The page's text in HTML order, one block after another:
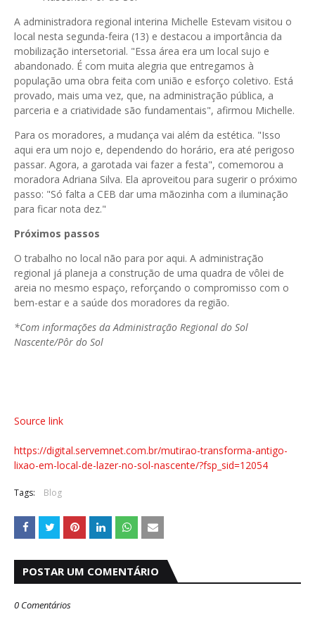
A administradora regional interina Michelle Estevam visitou o
local nesta segunda-feira (13) e destacou a importância da
mobilização intersetorial. "Essa área era um local sujo e
abandonado. É com muita alegria que entregamos à
população uma obra feita com união e esforço coletivo. Está
provado, mais uma vez, que, na administração pública, a
parceria e a criatividade são fundamentais", afirmou Michelle.
Para os moradores, a mudança vai além da estética. "Isso
aqui era um nojo e, dependendo do horário, era até perigoso
passar. Agora, a garotada vai fazer a festa", comemorou a
moradora Adriana Silva. Ela aproveitou para sugerir o próximo
passo: "Só falta a CEB dar uma mãozinha com a iluminação
para ficar nota dez."
Próximos passos
O trabalho no local não para por aqui. A administração
regional já planeja a construção de uma quadra de vôlei de
areia no mesmo espaço, reforçando o compromisso com o
bem-estar e a saúde dos moradores da região.
*Com informações da Administração Regional do Sol
Nascente/Pôr do Sol
Source link
https://digital.servemnet.com.br/mutirao-transforma-antigo-
lixao-em-local-de-lazer-no-sol-nascente/?fsp_sid=12054
Tags: Blog
POSTAR UM COMENTÁRIO
0 Comentários